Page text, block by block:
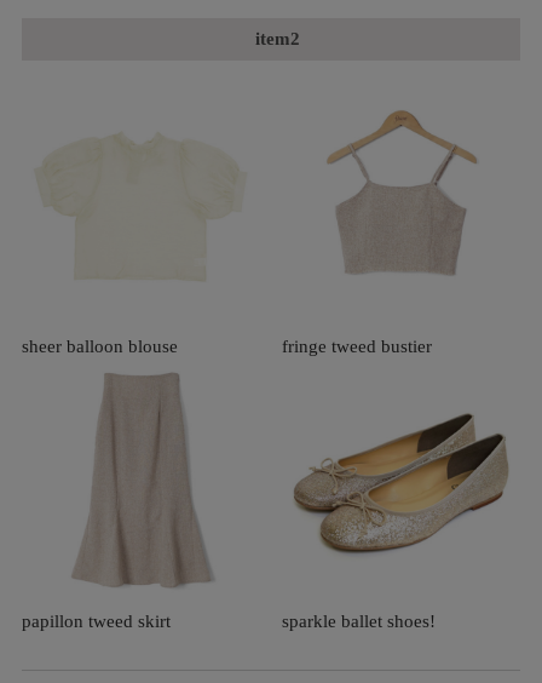
item2
sheer balloon blouse fringe tweed bustier
papillon tweed skirt sparkle ballet shoes!